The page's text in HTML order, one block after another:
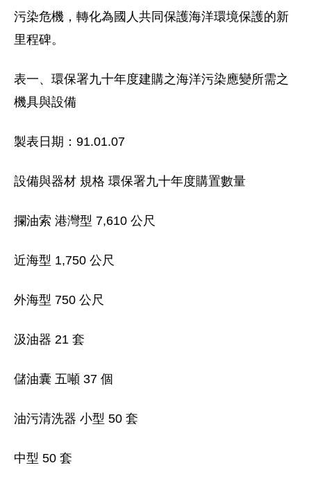
污染危機，轉化為國人共同保護海洋環境保護的新
里程碑。
表一、環保署九十年度建購之海洋污染應變所需之
機具與設備
製表日期：91.01.07
設備與器材 規格 環保署九十年度購置數量
攔油索 港灣型 7,610 公尺
近海型 1,750 公尺
外海型 750 公尺
汲油器 21 套
儲油囊 五噸 37 個
油污清洗器 小型 50 套
中型 50 套